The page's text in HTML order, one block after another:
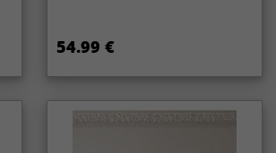
54.99 €